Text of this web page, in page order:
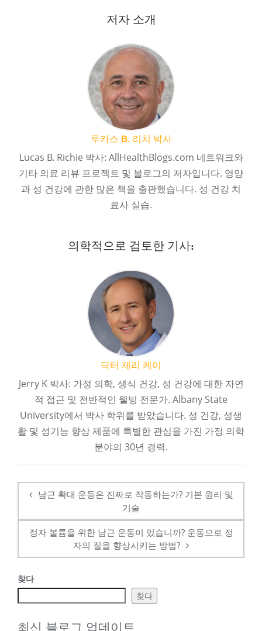
저자 소개
루카스 B. 리치 박사
Lucas B. Richie 박사: AllHealthBlogs.com 네트워크와
기타 의료 리뷰 프로젝트 및 블로그의 저자입니다. 영양
과 성 건강에 관한 많은 책을 출판했습니다. 성 건강 치
료사 실습.
의학적으로 검토한 기사:
닥터 제리 케이
Jerry K 박사: 가정 의학, 생식 건강, 성 건강에 대한 자연
적 접근 및 전반적인 웰빙 전문가. Albany State
University에서 박사 학위를 받았습니다. 성 건강, 성생
활 및 성기능 향상 제품에 특별한 관심을 가진 가정 의학
분야의 30년 경력.
색
후
남근 확대 운동은 진짜로 작동하는가? 기본 원리 및
기술
정자 볼륨을 위한 남근 ​​운동이 있습니까? 운동으로 정
자의 질을 향상시키는 방법?
찾다
찾다
최신 블로그 업데이트